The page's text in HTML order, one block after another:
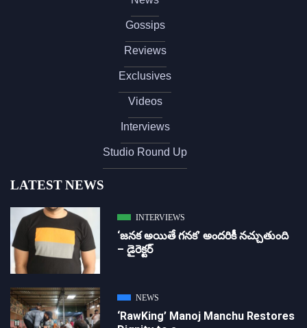
Gossips
Reviews
Exclusives
Videos
Interviews
Studio Round Up
LATEST NEWS
INTERVIEWS
‘జ‌న‌క అయితే గ‌న‌క‌’ అందరికీ నచ్చుతుంది
– డైరెక్ట‌ర్
NEWS
‘RawKing’ Manoj Manchu Restores